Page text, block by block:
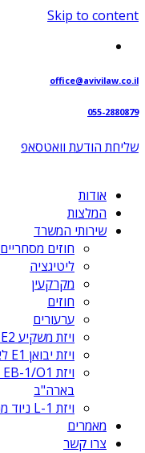
Skip to content
office@avivilaw.co.il
055-2880879
שליחת הודעת וואטסאפ⁩
אודות
המלצות
שירותי המשרד
חוזים מסחריים
ליטיגציה
מקרקעין
חוזים
ערעורים
ויזת משקיע E2 לארה״ב
ויזת יבואן E1 לארה"ב – עורך דין ניר אביבי
בארה"ב
ויזת L-1 ניוד מנהלים ועובדים לארה"ב
מאמרים
צרו קשר